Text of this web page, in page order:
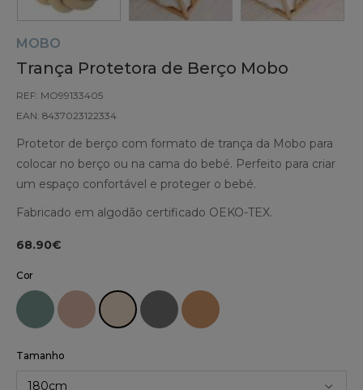
MOBO
Trança Protetora de Berço Mobo
REF: MO99133405
EAN: 8437023122334
Protetor de berço com formato de trança da Mobo para
colocar no berço ou na cama do bebé. Perfeito para criar
um espaço confortável e proteger o bebé.
Fabricado em algodão certificado OEKO-TEX.
68.90€
Cor
Tamanho
180cm